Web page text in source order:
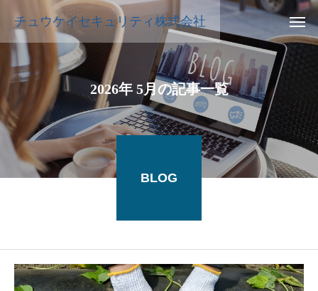
チュウケイセキュリティ株式会社
2026年 5月の記事一覧
BLOG